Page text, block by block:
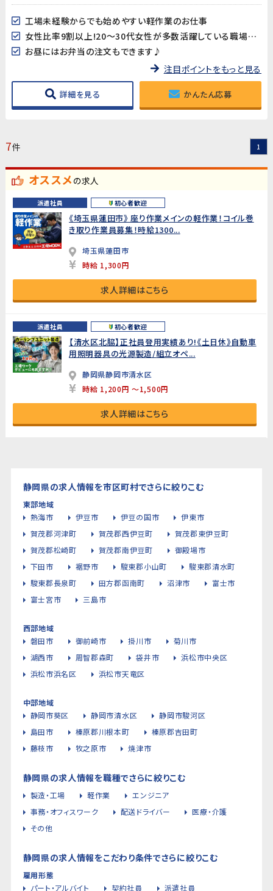
工場未経験からでも始めやすい軽作業のお仕事
女性比率9割以上!20～30代女性が多数活躍している職場です♪
お昼にはお弁当の注文もできます♪
注目ポイントをもっと見る
詳細を見る かんたん応募
7件 1
オススメの求人
派遣社員 初心者歓迎
《埼玉県蓮田市》 座り作業メインの軽作業！コイル巻
き取り作業員募集！時給1300...
埼玉県蓮田市
時給 1,300円
求人詳細はこちら
派遣社員 初心者歓迎
【清水区北脇】正社員登用実績あり!《土日休》自動車
用照明器具の光源製造/組立オペ...
静岡県静岡市清水区
時給 1,200円 ～1,500円
求人詳細はこちら
静岡県の求人情報を市区町村でさらに絞りこむ
東部地域
熱海市
伊豆市 伊豆の国市
伊東市
賀茂郡河津町
賀茂郡西伊豆町
賀茂郡東伊豆町
賀茂郡松崎町
賀茂郡南伊豆町
御殿場市
下田市
裾野市 駿東郡小山町
駿東郡清水町
駿東郡長泉町
田方郡函南町 沼津市
富士市
富士宮市
三島市
西部地域
磐田市
御前崎市 掛川市
菊川市
湖西市
周智郡森町 袋井市
浜松市中央区
浜松市浜名区
浜松市天竜区
中部地域
静岡市葵区
静岡市清水区
静岡市駿河区
島田市
榛原郡川根本町
榛原郡吉田町
藤枝市
牧之原市 焼津市
静岡県の求人情報を職種でさらに絞りこむ
製造・工場 軽作業
エンジニア
事務・オフィスワーク
配送ドライバー
医療・介護
その他
静岡県の求人情報をこだわり条件でさらに絞りこむ
雇用形態
パート・アルバイト
契約社員 派遣社員